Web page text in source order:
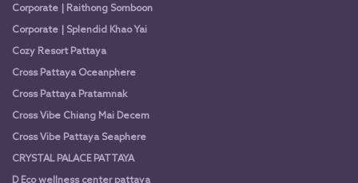
Corporate | Raithong Somboon
Corporate | Splendid Khao Yai
Cozy Resort Pattaya
Cross Pattaya Oceanphere
Cross Pattaya Pratamnak
Cross Vibe Chiang Mai Decem
Cross Vibe Pattaya Seaphere
CRYSTAL PALACE PATTAYA
D Eco wellness center pattaya